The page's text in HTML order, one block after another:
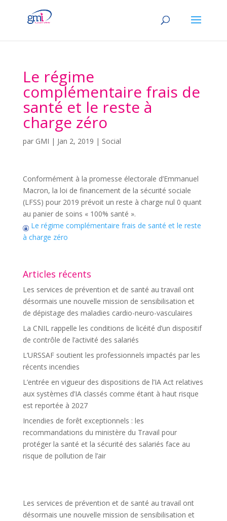
Le régime
complémentaire frais de
santé et le reste à
charge zéro
par GMI | Jan 2, 2019 | Social
Conformément à la promesse électorale d’Emmanuel
Macron, la loi de financement de la sécurité sociale
(LFSS) pour 2019 prévoit un reste à charge nul 0 quant
au panier de soins « 100% santé ».
Le régime complémentaire frais de santé et le reste
à charge zéro
Articles récents
Les services de prévention et de santé au travail ont
désormais une nouvelle mission de sensibilisation et
de dépistage des maladies cardio-neuro-vasculaires
La CNIL rappelle les conditions de licéité d’un dispositif
de contrôle de l’activité des salariés
L’URSSAF soutient les professionnels impactés par les
récents incendies
L’entrée en vigueur des dispositions de l’IA Act relatives
aux systèmes d’IA classés comme étant à haut risque
est reportée à 2027
Incendies de forêt exceptionnels : les
recommandations du ministère du Travail pour
protéger la santé et la sécurité des salariés face au
risque de pollution de l’air
Les services de prévention et de santé au travail ont
désormais une nouvelle mission de sensibilisation et